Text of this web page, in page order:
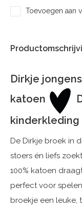
Toevoegen aan
Dirkje
katoen
kinderkleding
De Dirkje broek in
stoers én liefs
100% katoen
perfect voor
broekje een leuke,